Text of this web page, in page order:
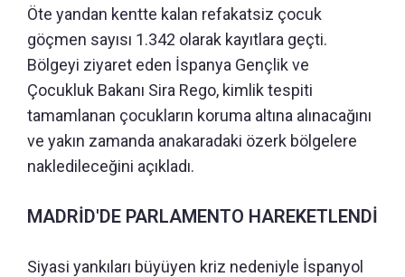
Öte yandan kentte kalan refakatsiz çocuk
göçmen sayısı 1.342 olarak kayıtlara geçti.
Bölgeyi ziyaret eden İspanya Gençlik ve
Çocukluk Bakanı Sira Rego, kimlik tespiti
tamamlanan çocukların koruma altına alınacağını
ve yakın zamanda anakaradaki özerk bölgelere
nakledileceğini açıkladı.
MADRİD'DE PARLAMENTO HAREKETLENDİ
Siyasi yankıları büyüyen kriz nedeniyle İspanyol